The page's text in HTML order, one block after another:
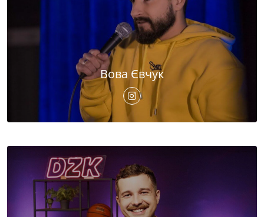
Вова Євчук